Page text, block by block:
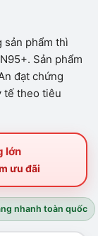
sản phẩm thì
Sản phẩm
đạt chứng
tế theo tiêu
lớn
ưu đãi
nhanh toàn quốc